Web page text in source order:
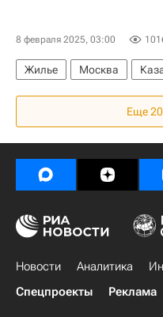
8 февраля 2025, 03:00
Жилье Москва
Авито
Еще
Новости Аналитика
Спецпроекты
Реклама